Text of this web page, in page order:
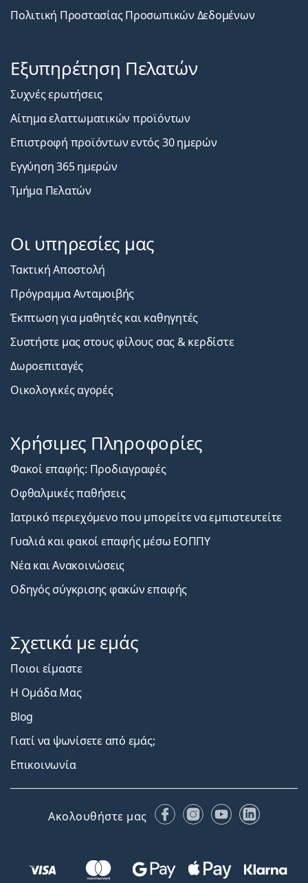
Πολιτική Προστασίας Προσωπικών Δεδομένων
Εξυπηρέτηση Πελατών
Συχνές ερωτήσεις
Αίτημα ελαττωματικών προϊόντων
Επιστροφή προϊόντων εντός 30 ημερών
Εγγύηση 365 ημερών
Τμήμα Πελατών
Οι υπηρεσίες μας
Τακτική Αποστολή
Πρόγραμμα Ανταμοιβής
Έκπτωση για μαθητές και καθηγητές
Συστήστε μας στους φίλους σας & κερδίστε
Δωροεπιταγές
Οικολογικές αγορές
Χρήσιμες Πληροφορίες
Φακοί επαφής: Προδιαγραφές
Οφθαλμικές παθήσεις
Ιατρικό περιεχόμενο που μπορείτε να εμπιστευτείτε
Γυαλιά και φακοί επαφής μέσω ΕΟΠΠΥ
Νέα και Ανακοινώσεις
Οδηγός σύγκρισης φακών επαφής
Σχετικά με εμάς
Ποιοι είμαστε
Η Ομάδα Μας
Blog
Γιατί να ψωνίσετε από εμάς;
Επικοινωνία
Ακολουθήστε μας FacebookInstagram
YouTubeLinkedIn